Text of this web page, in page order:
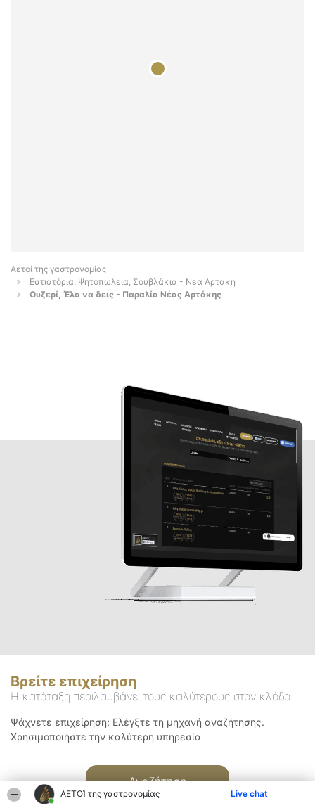
ΑΕΤΟΊ της γαστρονομίας Live chat
Αετοί της γαστρονομίας
Εστιατόρια, Ψητοπωλεία, Σουβλάκια - Νεα Αρτακη
Ουζερί, Έλα να δεις - Παραλία Νέας Αρτάκης
Βρείτε επιχείρηση
Η κατάταξη περιλαμβάνει τους καλύτερους στον κλάδο
Ψάχνετε επιχείρηση; Ελέγξτε τη μηχανή αναζήτησης.
Χρησιμοποιήστε την καλύτερη υπηρεσία
Αναζήτηση